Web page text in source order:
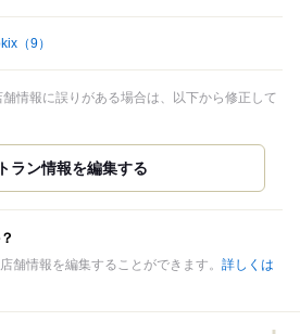
（9）
情報に誤りがある場合は、以下から修正して
舗情報を編集することができます。 詳しくは